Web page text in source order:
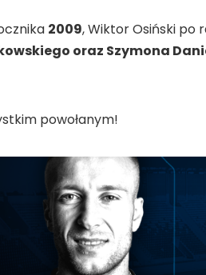
2009, Wiktor Osiński po
oraz Szymona
powołanym!